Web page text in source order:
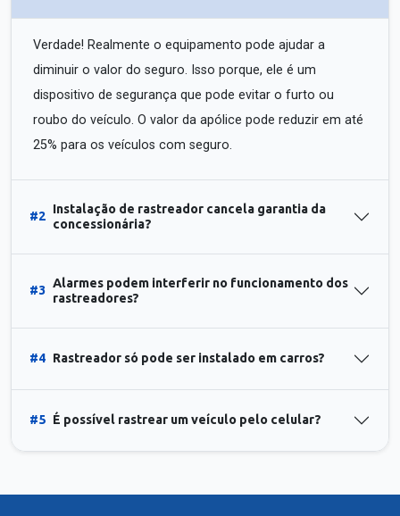
Verdade! Realmente o equipamento pode ajudar a
diminuir o valor do seguro. Isso porque, ele é um
dispositivo de segurança que pode evitar o furto ou
roubo do veículo. O valor da apólice pode reduzir em até
25% para os veículos com seguro.
#2
Instalação de rastreador cancela garantia da
concessionária?
#3
Alarmes podem interferir no funcionamento dos
rastreadores?
#4 Rastreador só pode ser instalado em carros?
#5 É possível rastrear um veículo pelo celular?